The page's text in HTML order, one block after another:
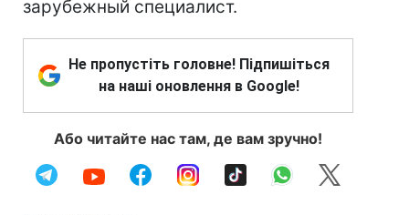
зарубежный специалист.
Не пропустіть головне! Підпишіться
на наші оновлення в Google!
Або читайте нас там, де вам зручно!